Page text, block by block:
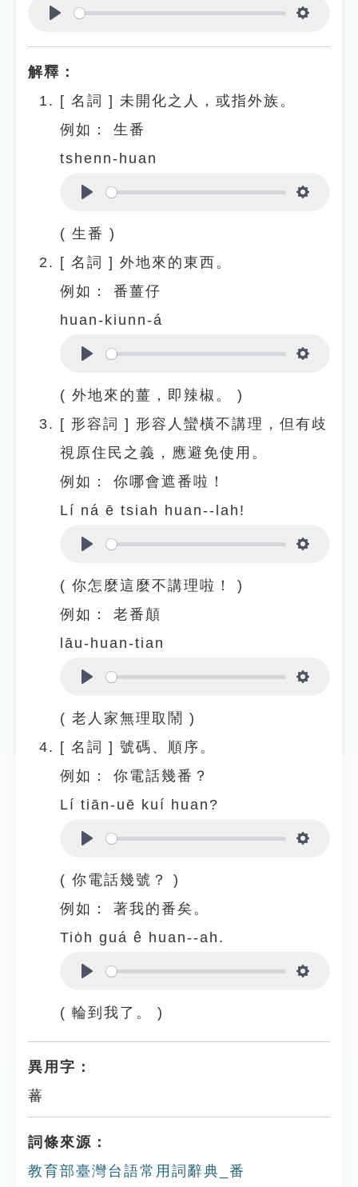
解釋：
[ 名詞 ] 未開化之人，或指外族。
例如：
生番
tshenn-huan
( 生番 )
[ 名詞 ] 外地來的東西。
例如：
番薑仔
huan-kiunn-á
( 外地來的薑，即辣椒。 )
[ 形容詞 ] 形容人蠻橫不講理，但有歧
視原住民之義，應避免使用。
例如：
你哪會遮番啦！
Lí ná ē tsiah huan--lah!
( 你怎麼這麼不講理啦！ )
例如：
老番顛
lāu-huan-tian
( 老人家無理取鬧 )
[ 名詞 ] 號碼、順序。
例如：
你電話幾番？
Lí tiān-uē kuí huan?
( 你電話幾號？ )
例如：
著我的番矣。
Tio̍h guá ê huan--ah.
( 輪到我了。 )
異用字：
蕃
詞條來源：
教育部臺灣台語常用詞辭典_番